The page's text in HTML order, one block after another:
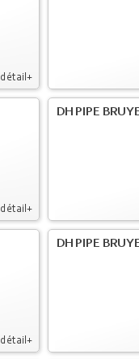
détail+
détail+
DH PIPE
détail+
DH PIPE